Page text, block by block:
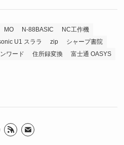
MO N-88BASIC
NC工作機
U1 スララ zip
シャープ書院
ワード 住所録変換
富士通 OASYS